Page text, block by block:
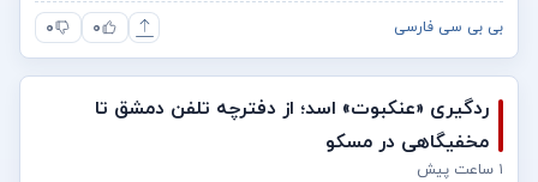
بی بی سی فارسی ۰ ۰
ردگیری «عنکبوت» اسد؛ از دفترچه تلفن دمشق تا
مخفیگاهی در مسکو
۱ ساعت پیش